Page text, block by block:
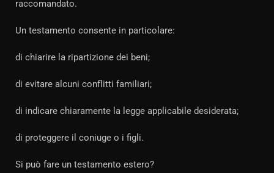
raccomandato.
Un testamento consente in particolare:
di chiarire la ripartizione dei beni;
di evitare alcuni conflitti familiari;
di indicare chiaramente la legge applicabile desiderata;
di proteggere il coniuge o i figli.
Si può fare un testamento estero?